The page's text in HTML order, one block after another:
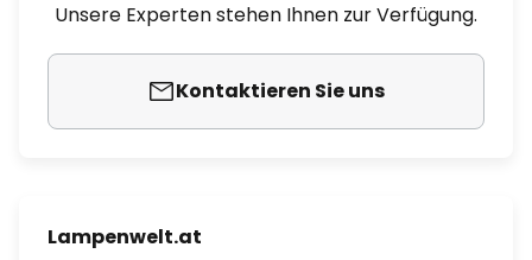
Unsere Experten stehen Ihnen zur Verfügung.
Kontaktieren Sie uns
Lampenwelt.at